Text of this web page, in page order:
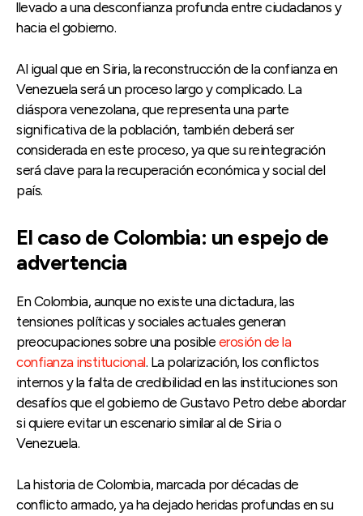
llevado a una desconfianza profunda entre ciudadanos y
hacia el gobierno.
Al igual que en Siria, la reconstrucción de la confianza en
Venezuela será un proceso largo y complicado. La
diáspora venezolana, que representa una parte
significativa de la población, también deberá ser
considerada en este proceso, ya que su reintegración
será clave para la recuperación económica y social del
país.
El caso de Colombia: un espejo de
advertencia
En Colombia, aunque no existe una dictadura, las
tensiones políticas y sociales actuales generan
preocupaciones sobre una posible erosión de la
confianza institucional. La polarización, los conflictos
internos y la falta de credibilidad en las instituciones son
desafíos que el gobierno de Gustavo Petro debe abordar
si quiere evitar un escenario similar al de Siria o
Venezuela.
La historia de Colombia, marcada por décadas de
conflicto armado, ya ha dejado heridas profundas en su